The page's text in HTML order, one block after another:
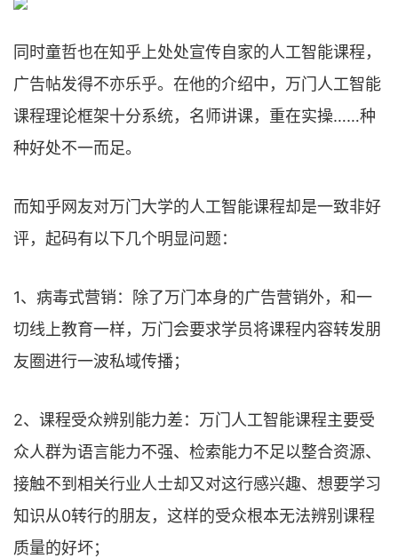
同时童哲也在知乎上处处宣传自家的人工智能课程，
广告帖发得不亦乐乎。在他的介绍中，万门人工智能
课程理论框架十分系统，名师讲课，重在实操……种
种好处不一而足。
而知乎网友对万门大学的人工智能课程却是一致非好
评，起码有以下几个明显问题：
1、病毒式营销：除了万门本身的广告营销外，和一
切线上教育一样，万门会要求学员将课程内容转发朋
友圈进行一波私域传播；
2、课程受众辨别能力差：万门人工智能课程主要受
众人群为语言能力不强、检索能力不足以整合资源、
接触不到相关行业人士却又对这行感兴趣、想要学习
知识从0转行的朋友，这样的受众根本无法辨别课程
质量的好坏；